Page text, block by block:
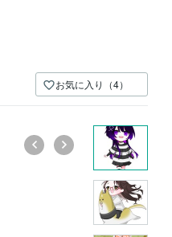
お気に入り（4）